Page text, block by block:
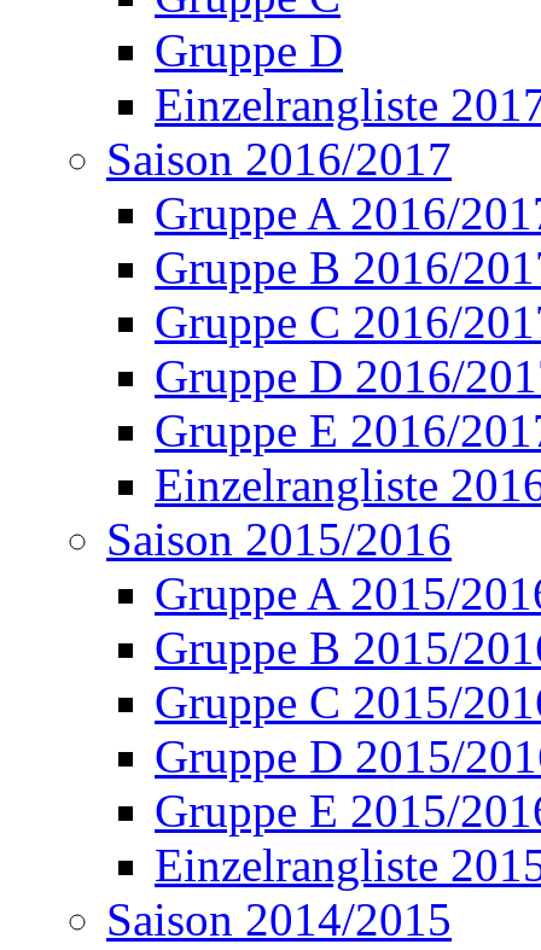
Gruppe D
Einzelrangliste
Saison 2016/2017
Gruppe A 2016/
Gruppe B 2016/
Gruppe C 2016/
Gruppe D 2016/
Gruppe E 2016/
Einzelrangliste
Saison 2015/2016
Gruppe A 2015/
Gruppe B 2015/
Gruppe C 2015/
Gruppe D 2015/
Gruppe E 2015/
Einzelrangliste
Saison 2014/2015